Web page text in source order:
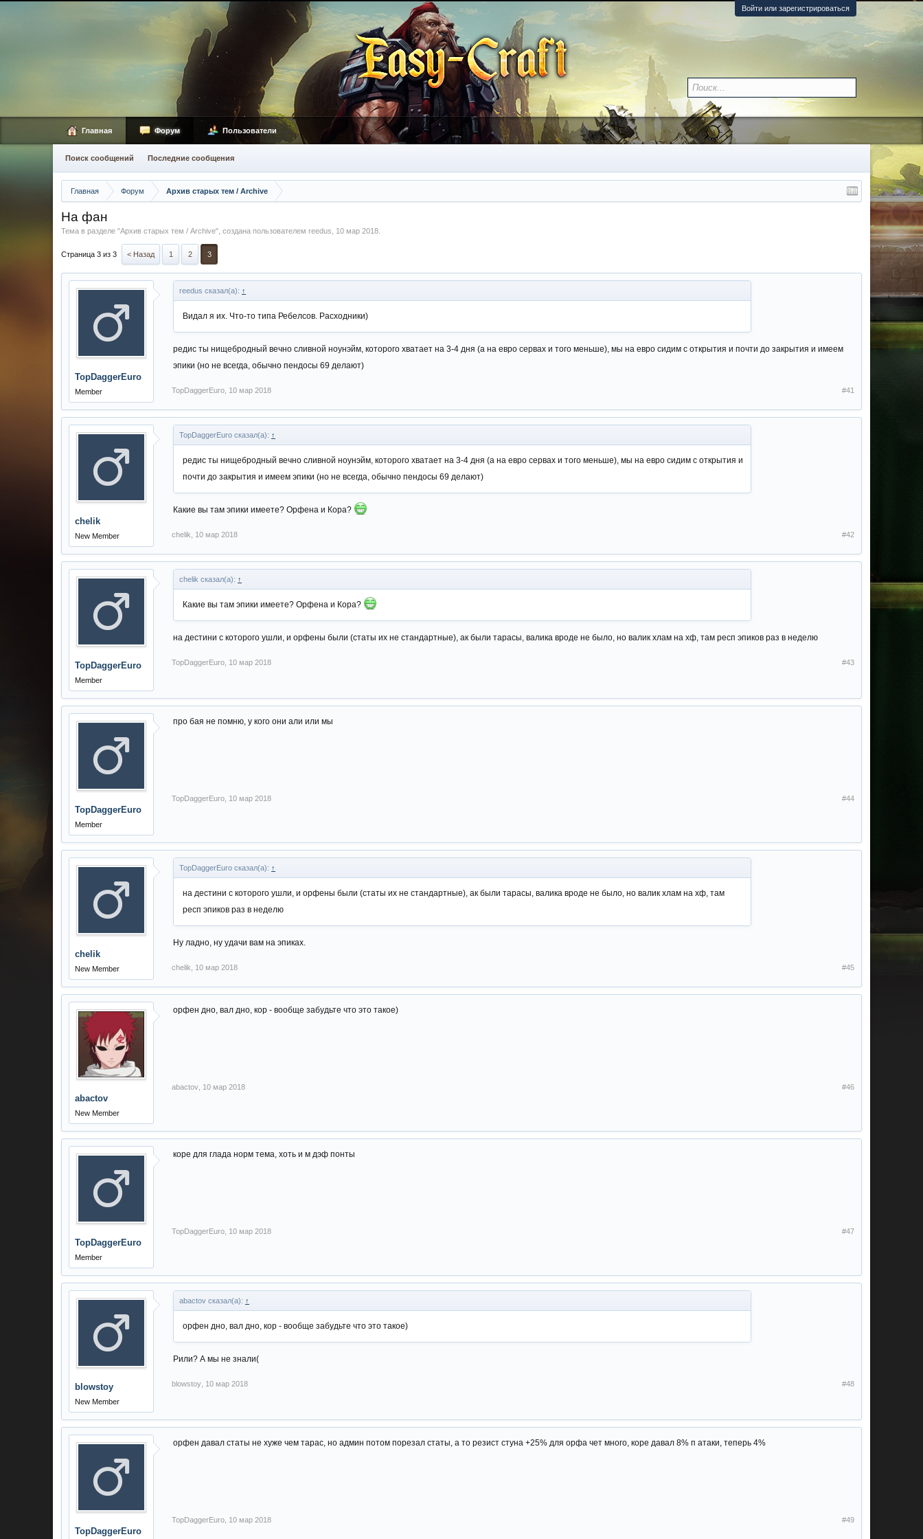
Войти или зарегистрироваться
Главная Форум Архив старых тем / Archive
На фан
Тема в разделе "Архив старых тем / Archive", создана пользователем reedus 10 мар 2018
Страница 3 из 3 < Назад 1 2 3
TopDaggerEuro
Member
reedus сказал(а): ↑
Видал я их. Что-то типа Ребелсов. Расходники)
редис ты нищебродный вечно сливной ноунэйм, которого хватает на 3-4 дня (а на евро сервах и того меньше), мы на евро сидим с открытия и почти до закрытия и имеем
эпики (но не всегда, обычно пендосы 69 делают)
TopDaggerEuro 10 мар 2018 #41
chelik
New Member
TopDaggerEuro сказал(а): ↑
редис ты нищебродный вечно сливной ноунэйм, которого хватает на 3-4 дня (а на евро сервах и того меньше), мы на евро сидим с открытия и
почти до закрытия и имеем эпики (но не всегда, обычно пендосы 69 делают)
Какие вы там эпики имеете? Орфена и Кора?
chelik 10 мар 2018 #42
TopDaggerEuro
Member
chelik сказал(а): ↑
Какие вы там эпики имеете? Орфена и Кора?
на дестини с которого ушли, и орфены были (статы их не стандартные), ак были тарасы, валика вроде не было, но валик хлам на хф, там респ эпиков раз в неделю
TopDaggerEuro 10 мар 2018 #43
TopDaggerEuro
Member
про бая не помню, у кого они али или мы
TopDaggerEuro 10 мар 2018 #44
chelik
New Member
TopDaggerEuro сказал(а): ↑
на дестини с которого ушли, и орфены были (статы их не стандартные), ак были тарасы, валика вроде не было, но валик хлам на хф, там
респ эпиков раз в неделю
Ну ладно, ну удачи вам на эпиках.
chelik 10 мар 2018 #45
abactov
New Member
орфен дно, вал дно, кор - вообще забудьте что это такое)
abactov 10 мар 2018 #46
TopDaggerEuro
Member
коре для глада норм тема, хоть и м дэф понты
TopDaggerEuro 10 мар 2018 #47
blowstoy
New Member
abactov сказал(а): ↑
орфен дно, вал дно, кор - вообще забудьте что это такое)
Рили? А мы не знали(
blowstoy 10 мар 2018 #48
TopDaggerEuro
орфен давал статы не хуже чем тарас, но админ потом порезал статы, а то резист стуна +25% для орфа чет много, коре давал 8% п атаки, теперь 4%
TopDaggerEuro 10 мар 2018 #49
Главная Форум
Поиск сообщений Последние сообщения
Пользователи